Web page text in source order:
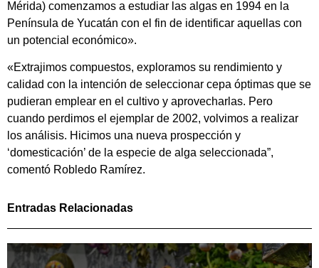
Mérida) comenzamos a estudiar las algas en 1994 en la
Península de Yucatán con el fin de identificar aquellas con
un potencial económico».
«Extrajimos compuestos, exploramos su rendimiento y
calidad con la intención de seleccionar cepa óptimas que se
pudieran emplear en el cultivo y aprovecharlas. Pero
cuando perdimos el ejemplar de 2002, volvimos a realizar
los análisis. Hicimos una nueva prospección y
‘domesticación’ de la especie de alga seleccionada”,
comentó Robledo Ramírez.
Entradas Relacionadas